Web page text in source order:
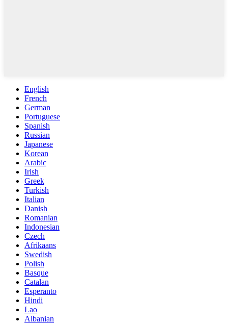
English
French
German
Portuguese
Spanish
Russian
Japanese
Korean
Arabic
Irish
Greek
Turkish
Italian
Danish
Romanian
Indonesian
Czech
Afrikaans
Swedish
Polish
Basque
Catalan
Esperanto
Hindi
Lao
Albanian